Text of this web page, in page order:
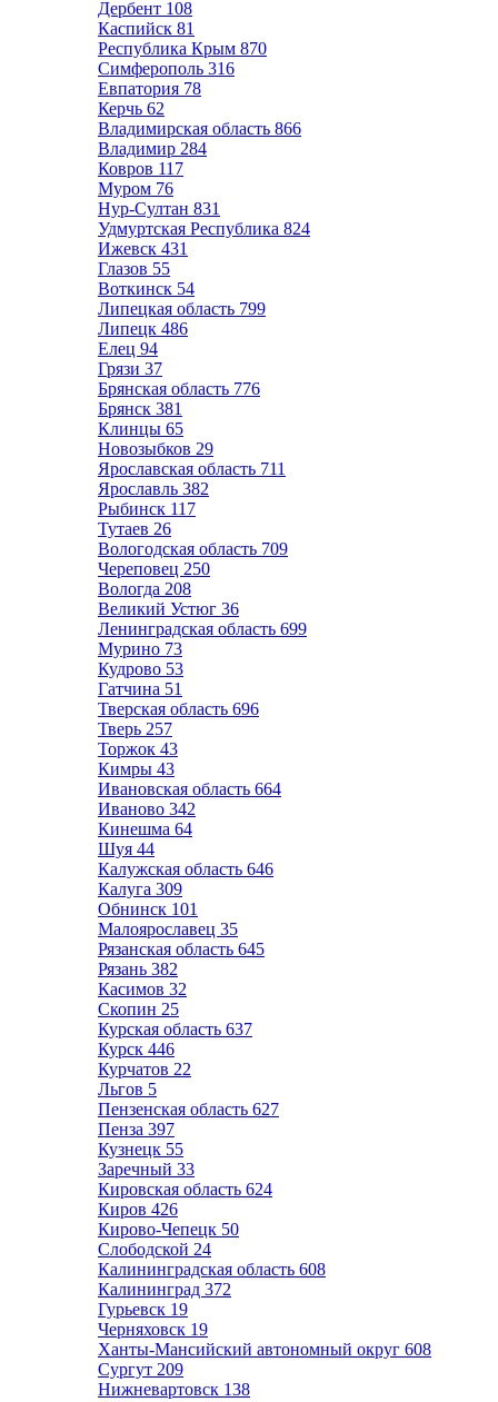
Дербент 108
Каспийск 81
Республика Крым 870
Симферополь 316
Евпатория 78
Керчь 62
Владимирская область 866
Владимир 284
Ковров 117
Муром 76
Нур-Султан 831
Удмуртская Республика 824
Ижевск 431
Глазов 55
Воткинск 54
Липецкая область 799
Липецк 486
Елец 94
Грязи 37
Брянская область 776
Брянск 381
Клинцы 65
Новозыбков 29
Ярославская область 711
Ярославль 382
Рыбинск 117
Тутаев 26
Вологодская область 709
Череповец 250
Вологда 208
Великий Устюг 36
Ленинградская область 699
Мурино 73
Кудрово 53
Гатчина 51
Тверская область 696
Тверь 257
Торжок 43
Кимры 43
Ивановская область 664
Иваново 342
Кинешма 64
Шуя 44
Калужская область 646
Калуга 309
Обнинск 101
Малоярославец 35
Рязанская область 645
Рязань 382
Касимов 32
Скопин 25
Курская область 637
Курск 446
Курчатов 22
Льгов 5
Пензенская область 627
Пенза 397
Кузнецк 55
Заречный 33
Кировская область 624
Киров 426
Кирово-Чепецк 50
Слободской 24
Калининградская область 608
Калининград 372
Гурьевск 19
Черняховск 19
Ханты-Мансийский автономный округ 608
Сургут 209
Нижневартовск 138